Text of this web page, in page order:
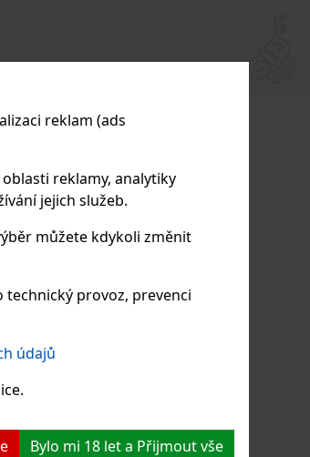
reklam (ads
reklamy, analytiky
jejich služeb.
můžete kdykoli změnit
provoz, prevenci
údajů
Bylo mi 18 let a Přijmout vše